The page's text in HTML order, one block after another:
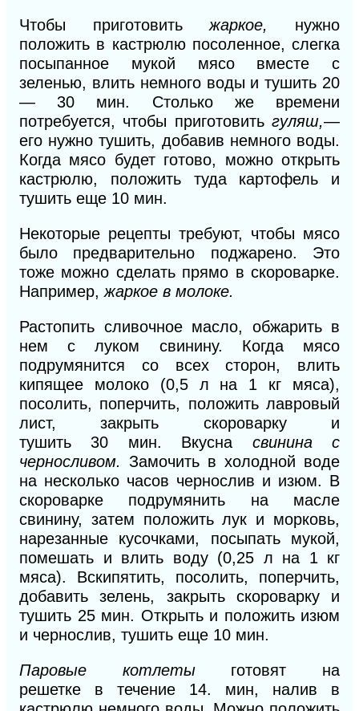
Чтобы приготовитьжаркое, нужно
положить в кастрюлю посоленное, слегка
посыпанное мукой мясо вместе с
зеленью, влить немного воды и тушить 20
— 30 мин. Столько же времени
потребуется, чтобы приготовить гуляш,—
его нужно тушить, добавив немного воды.
Когда мясо будет готово, можно открыть
кастрюлю, положить туда картофель и
тушить еще 10 мин.
Некоторые рецепты требуют, чтобы мясо
было предварительно поджарено. Это
тоже можно сделать прямо в скороварке.
Например, жаркое в молоке.
Растопить сливочное масло, обжарить в
нем с луком свинину. Когда мясо
подрумянится со всех сторон, влить
кипящее молоко (0,5 л на 1 кг мяса),
посолить, поперчить, положить лавровый
лист, закрыть скороварку и
тушить30 мин. Вкусна свинина с
черносливом. Замочить в холодной воде
на несколько часов чернослив и изюм. В
скороварке подрумянить на масле
свинину, затем положить лук и морковь,
нарезанные кусочками, посыпать мукой,
помешать и влить воду (0,25 л на 1 кг
мяса). Вскипятить, посолить, поперчить,
добавить зелень, закрыть скороварку и
тушить 25 мин. Открыть и положить изюм
и чернослив, тушить еще 10 мин.
Паровые котлеты готовят на
решетке в течение 14. мин, налив в